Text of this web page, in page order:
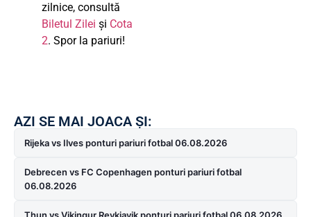
zilnice, consultă
Biletul Zilei și Cota
2. Spor la pariuri!
AZI SE MAI JOACA ȘI:
Rijeka vs Ilves ponturi pariuri fotbal 06.08.2026
Debrecen vs FC Copenhagen ponturi pariuri fotbal
06.08.2026